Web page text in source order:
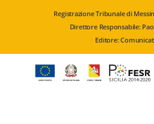
Registrazione Tribunale di
Direttore Responsabile:
Editore: